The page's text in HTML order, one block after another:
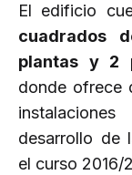
El edificio
cuadrados
plantas y 2
donde ofrece
desarrollo de
el curso 2016/